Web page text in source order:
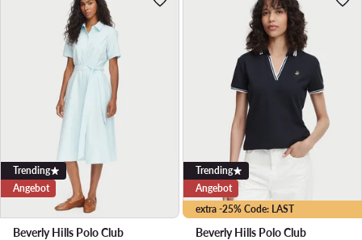
Trending
Angebot
Beverly Hills Polo Club
extra -25% Code: LAST
Trending
Angebot
Beverly Hills Polo Club